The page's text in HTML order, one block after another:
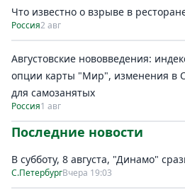
Что известно о взрыве в
Россия2 авг
Августовские нововведения:
опции карты "Мир", изменения в
для самозанятых
Россия1 авг
Последние новости
В субботу, 8 августа, "Динамо"
С.ПетербургВчера 19:03